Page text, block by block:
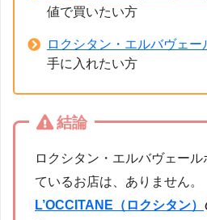
値で買いたい方
ロクシタン・エルバヴェー
手に入れたい方
結論
ロクシタン・エルバヴェー
ているお店は、ありません。
L’OCCITANE（ロクシタン）